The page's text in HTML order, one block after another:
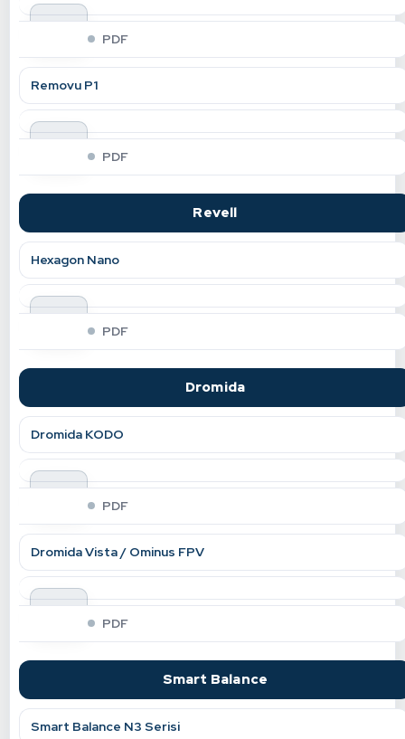
indir
PDF
Removu P1
indir
PDF
Revell
Hexagon Nano
indir
PDF
Dromida
Dromida KODO
indir
PDF
Dromida Vista / Ominus FPV
indir
PDF
Smart Balance
Smart Balance N3 Serisi